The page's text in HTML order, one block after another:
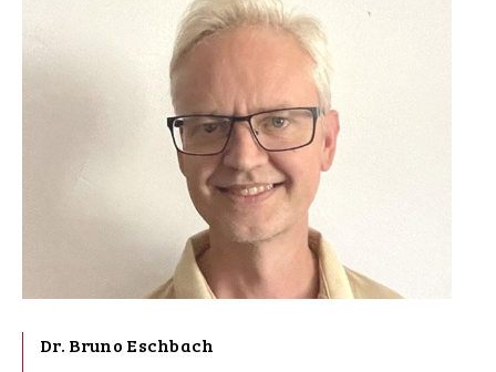
Dr. Bruno Eschbach